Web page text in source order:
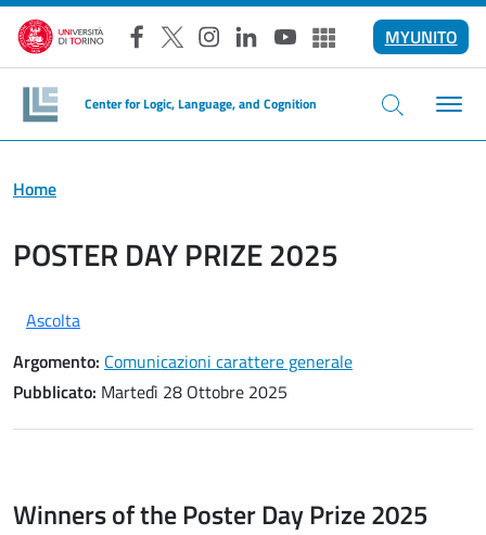
Salta al contenuto principale
Facebook
X Instagram
LinkedInYouTubeAltri social
MYUNITO
Center for Logic, Language, and Cognition
Home
POSTER DAY PRIZE 2025
Ascolta
Argomento: Comunicazioni carattere generale
Pubblicato: Martedì 28 Ottobre 2025
Winners of the Poster Day Prize 2025